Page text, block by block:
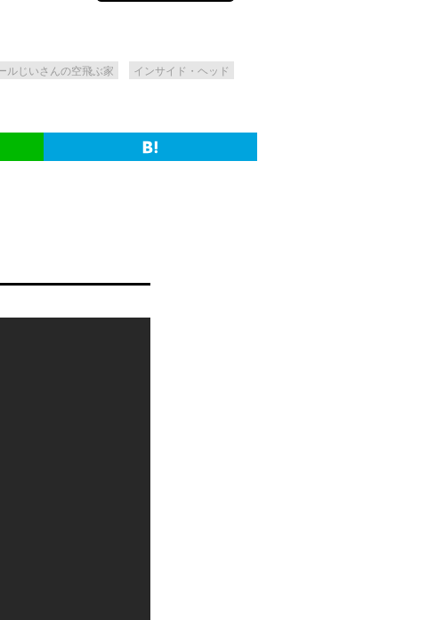
ルじいさんの空飛ぶ家 インサイド・ヘッド